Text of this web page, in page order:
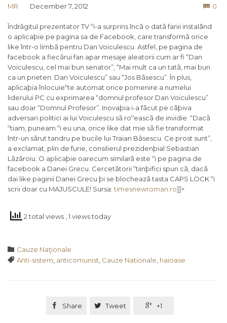
MR December 7, 2012  0
Îndrãgitul prezentator TV ºi-a surprins încã o datã fanii instalând
o aplicaþie pe pagina sa de Facebook, care transformã orice
like într-o limbã pentru Dan Voiculescu. Astfel, pe pagina de
facebook a fiecãrui fan apar mesaje aleatorii cum ar fi “Dan
Voiculescu, cel mai bun senator”, “Mai mult ca un tatã, mai bun
ca un prieten: Dan Voiculescu” sau “Jos Bãsescu”. În plus,
aplicaþia înlocuieºte automat orice pomenire a numelui
liderului PC cu exprimarea “domnul profesor Dan Voiculescu”
sau doar “Domnul Profesor”. Inovaþia i-a fãcut pe câþiva
adversari politici ai lui Voiculescu sã roºeascã de invidie. “Dacã
ºtiam, puneam ºi eu una, orice like dat mie sã fie transformat
într-un sãrut tandru pe bucile lui Traian Bãsescu. Ce prost sunt”,
a exclamat, plin de furie, consilierul prezidenþial Sebastian
Lãzãroiu. O aplicaþie oarecum similarã este ºi pe pagina de
facebook a Danei Grecu. Cercetãtorii ºtiinþifici spun cã, dacã
dai like paginii Danei Grecu þi se blocheazã tasta CAPS LOCK ºi
scrii doar cu MAJUSCULE! Sursa:timesnewroman.ro]]>
2 total views , 1 views today
 Category
Cauze Naţionale
 Tags
Anti-sistem anticomunist Cauze Nationale haioase
 Share  Tweet  +1